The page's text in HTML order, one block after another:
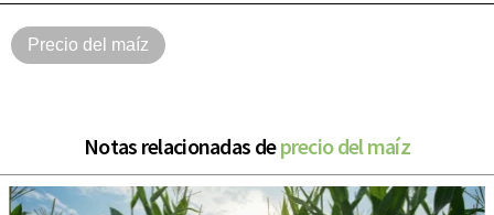
Precio del maíz
Notas relacionadas deprecio del maíz